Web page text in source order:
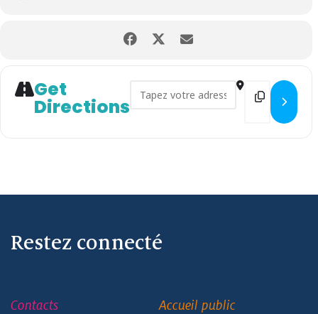
Get
Directions
Address - 1er tour des
Restez connecté
Contacts Accueil public